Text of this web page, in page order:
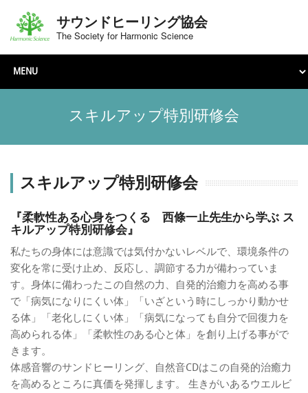
サウンドヒーリング協会
The Society for Harmonic Science
スキルアップ特別研修会
スキルアップ特別研修会
『柔軟性ある心身をつくる 西條一止先生から学ぶ ス
キルアップ特別研修会』
私たちの身体には意識では気付かないレベルで、環境条件の
変化を常に受け止め、反応し、調節する力が備わっていま
す。身体に備わったこの自然の力、自発的治癒力を高める事
で「病気になりにくい体」「いざという時にしっかり動かせ
る体」「老化しにくい体」「病気になっても自分で回復力を
高められる体」「柔軟性のある心と体」を創り上げる事がで
きます。
体感音響のサンドヒーリング、自然音CDはこの自発的治癒力
を高めるところに真価を発揮します。 生きがいあるウエルビ